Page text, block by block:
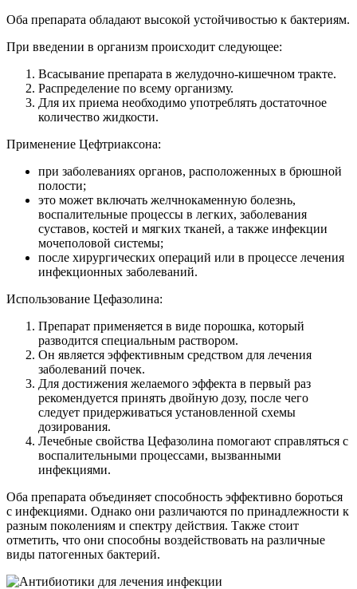
Оба препарата обладают высокой устойчивостью к бактериям.
При введении в организм происходит следующее:
Всасывание препарата в желудочно-кишечном тракте.
Распределение по всему организму.
Для их приема необходимо употреблять достаточное
количество жидкости.
Применение Цефтриаксона:
при заболеваниях органов, расположенных в брюшной
полости;
это может включать желчнокаменную болезнь,
воспалительные процессы в легких, заболевания
суставов, костей и мягких тканей, а также инфекции
мочеполовой системы;
после хирургических операций или в процессе лечения
инфекционных заболеваний.
Использование Цефазолина:
Препарат применяется в виде порошка, который
разводится специальным раствором.
Он является эффективным средством для лечения
заболеваний почек.
Для достижения желаемого эффекта в первый раз
рекомендуется принять двойную дозу, после чего
следует придерживаться установленной схемы
дозирования.
Лечебные свойства Цефазолина помогают справляться с
воспалительными процессами, вызванными
инфекциями.
Оба препарата объединяет способность эффективно бороться
с инфекциями. Однако они различаются по принадлежности к
разным поколениям и спектру действия. Также стоит
отметить, что они способны воздействовать на различные
виды патогенных бактерий.